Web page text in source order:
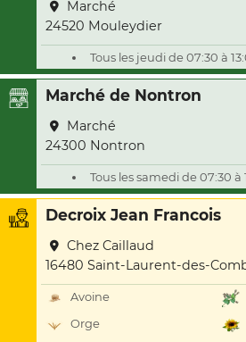
Marché
24520 Mouleydier
Tous les jeudi de 07:30 à
Marché de Nontron
Marché
24300 Nontron
Tous les samedi de 07:30 à
Decroix Jean Francois
Chez Caillaud
16480 Saint-Laurent-des-
Avoine
Orge